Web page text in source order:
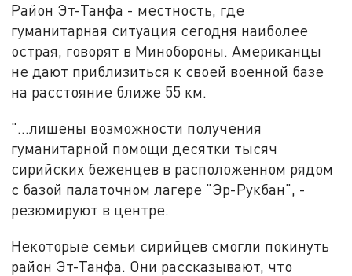
Район Эт-Танфа - местность, где
гуманитарная ситуация сегодня наиболее
острая, говорят в Минобороны. Американцы
не дают приблизиться к своей военной базе
на расстояние ближе 55 км.
"...лишены возможности получения
гуманитарной помощи десятки тысяч
сирийских беженцев в расположенном рядом
с базой палаточном лагере "Эр-Рукбан", -
резюмируют в центре.
Некоторые семьи сирийцев смогли покинуть
район Эт-Танфа. Они рассказывают, что